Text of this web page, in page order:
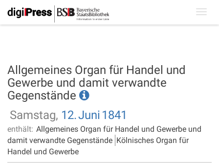
Allgemeines Organ für Handel und
Gewerbe und damit verwandte
Gegenstände
Samstag, 12.Juni 1841
enthält: Allgemeines Organ für Handel und Gewerbe und
damit verwandte Gegenstände Kölnisches Organ für
Handel und Gewerbe